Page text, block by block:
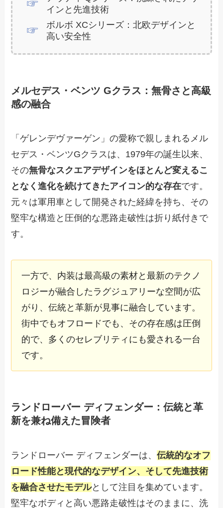
インと先進技術
ボルボ XCシリーズ：北欧デザインと
高い安全性
メルセデス・ベンツ Gクラス：無骨さと高級
感の融合
「ゲレンデヴァーゲン」の愛称で親しまれるメル
セデス・ベンツGクラスは、1979年の誕生以来、
その無骨なスクエアデザインをほとんど変えるこ
となく進化を続けてきたアイコン的な存在です。
元々は軍用車として開発された経緯を持ち、その
堅牢な構造と圧倒的な悪路走破性は折り紙付きで
す。
一方で、内装は最高級の素材と最新のテクノ
ロジーが融合したラグジュアリーな空間が広
がり、伝統と革新が見事に融合しています。
街中でもオフロードでも、その存在感は圧倒
的で、多くのセレブリティにも愛される一台
です。
ランドローバー ディフェンダー：伝統と革
新を兼ね備えた冒険者
ランドローバー ディフェンダーは、伝統的なオフ
ロード性能と現代的なデザイン、そして先進技術
を融合させたモデルとして注目を集めています。
堅牢なボディと高い悪路走破性はそのままに、洗